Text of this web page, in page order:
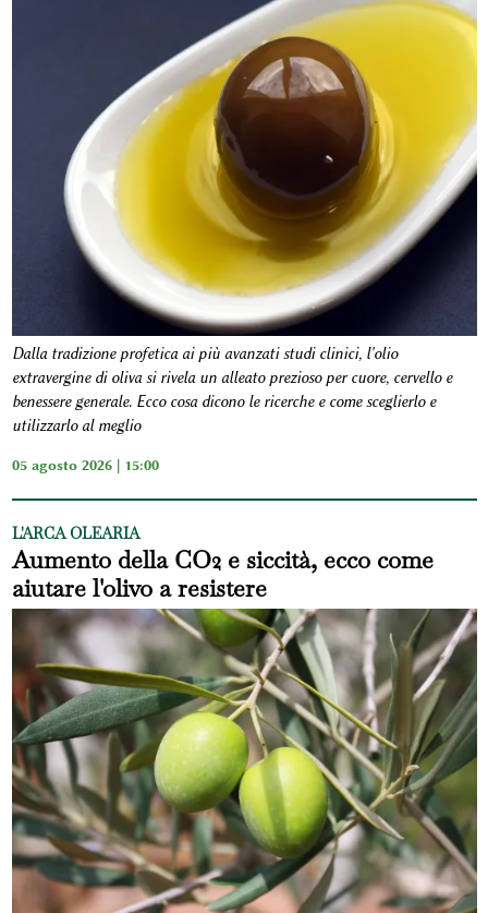
Dalla tradizione profetica ai più avanzati studi clinici, l'olio
extravergine di oliva si rivela un alleato prezioso per cuore, cervello e
benessere generale. Ecco cosa dicono le ricerche e come sceglierlo e
utilizzarlo al meglio
05 agosto 2026 | 15:00
L'ARCA OLEARIA
Aumento della CO2 e siccità, ecco come
aiutare l'olivo a resistere